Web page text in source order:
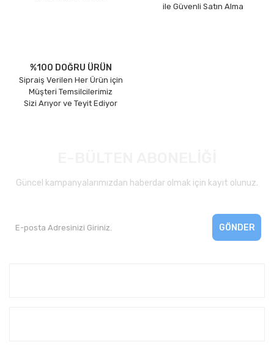
ile Güvenli Satın Alma
%100 DOĞRU ÜRÜN
Sipraiş Verilen Her Ürün için
Müşteri Temsilcilerimiz
Sizi Arıyor ve Teyit Ediyor
Güncel kampanyalarımızdan haberdar olmak için kayıt olunuz.
GÖNDER